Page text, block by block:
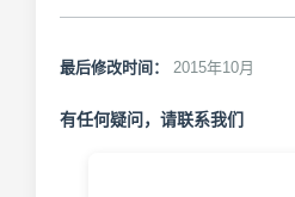
最后修改时间： 2015年10月
有任何疑问，请联系我们